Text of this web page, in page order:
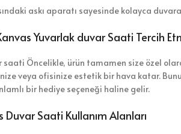
askı aparatı sayesinde kolayca
Yuvarlak duvar Saati Tercih
saati Öncelikle, ürün tamamen size özel
veya ofisinize estetik bir hava katar.
bir hediye seçeneği haline gelir.
Duvar Saati Kullanım Alanları